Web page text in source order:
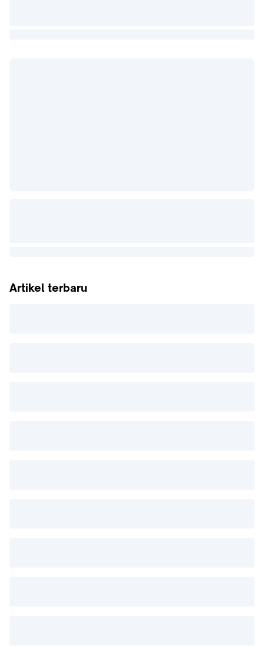
Artikel terbaru